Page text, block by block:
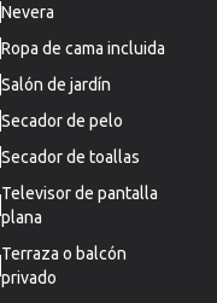
Nevera
Ropa de cama incluida
Salón de jardín
Secador de pelo
Secador de toallas
Televisor de pantalla
plana
Terraza o balcón
privado